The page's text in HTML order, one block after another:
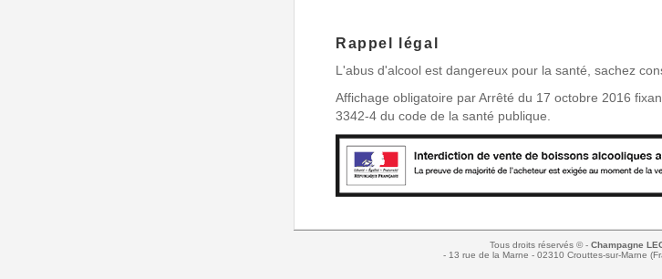
Rappel légal
L'abus d'alcool est dangereux pour la santé, sachez
Affichage obligatoire par Arrêté du 17 octobre 2016
3342-4 du code de la santé publique.
Tous droits réservés © - Champagne
- 13 rue de la Marne - 02310 Crouttes-sur-Marne